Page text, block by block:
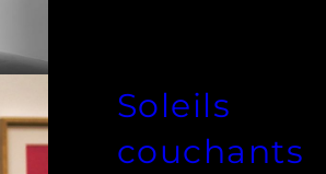
Soleils
couchants